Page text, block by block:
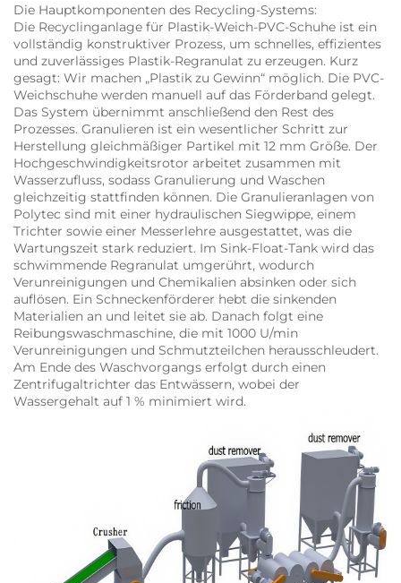
Die Hauptkomponenten des Recycling-Systems:
Die Recyclinganlage für Plastik-Weich-PVC-Schuhe ist ein
vollständig konstruktiver Prozess, um schnelles, effizientes
und zuverlässiges Plastik-Regranulat zu erzeugen. Kurz
gesagt: Wir machen „Plastik zu Gewinn“ möglich. Die PVC-
Weichschuhe werden manuell auf das Förderband gelegt.
Das System übernimmt anschließend den Rest des
Prozesses. Granulieren ist ein wesentlicher Schritt zur
Herstellung gleichmäßiger Partikel mit 12 mm Größe. Der
Hochgeschwindigkeitsrotor arbeitet zusammen mit
Wasserzufluss, sodass Granulierung und Waschen
gleichzeitig stattfinden können. Die Granulieranlagen von
Polytec sind mit einer hydraulischen Siegwippe, einem
Trichter sowie einer Messerlehre ausgestattet, was die
Wartungszeit stark reduziert. Im Sink-Float-Tank wird das
schwimmende Regranulat umgerührt, wodurch
Verunreinigungen und Chemikalien absinken oder sich
auflösen. Ein Schneckenförderer hebt die sinkenden
Materialien an und leitet sie ab. Danach folgt eine
Reibungswaschmaschine, die mit 1000 U/min
Verunreinigungen und Schmutzteilchen herausschleudert.
Am Ende des Waschvorgangs erfolgt durch einen
Zentrifugaltrichter das Entwässern, wobei der
Wassergehalt auf 1 % minimiert wird.